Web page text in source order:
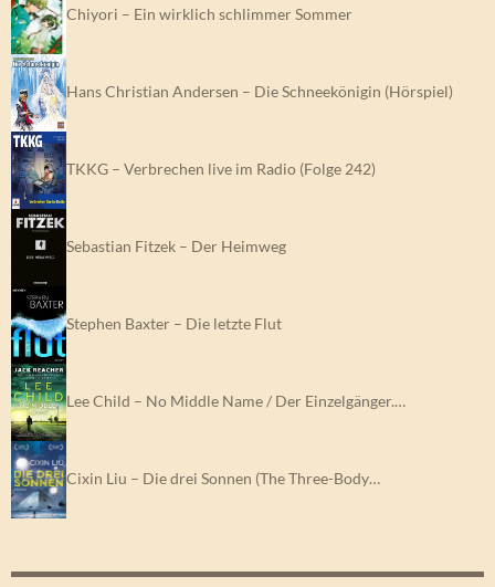
Chiyori – Ein wirklich schlimmer Sommer
Hans Christian Andersen – Die Schneekönigin (Hörspiel)
TKKG – Verbrechen live im Radio (Folge 242)
Sebastian Fitzek – Der Heimweg
Stephen Baxter – Die letzte Flut
Lee Child – No Middle Name / Der Einzelgänger.…
Cixin Liu – Die drei Sonnen (The Three-Body…